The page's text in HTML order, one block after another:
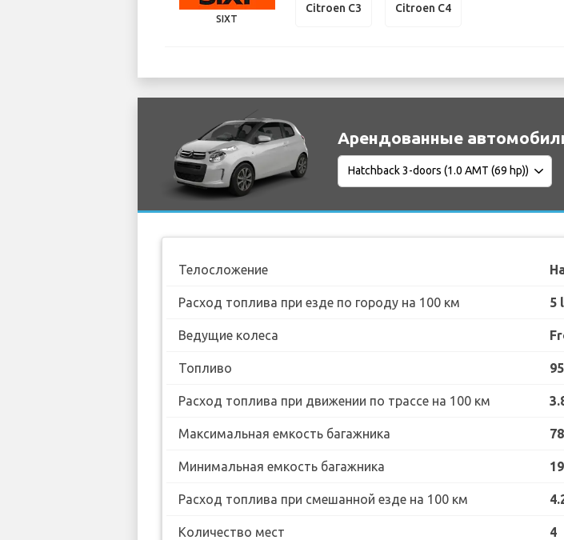
SIXT
Citroen C3 Citroen C4
Арендованные
Телосложение
Расход топлива при езде по городу на 100 км 5 l
Ведущие колеса
Топливо 95
Расход топлива при движении по трассе на 100 км
Максимальная емкость багажника
Минимальная емкость багажника
Расход топлива при смешанной езде на 100 км
Количество мест 4